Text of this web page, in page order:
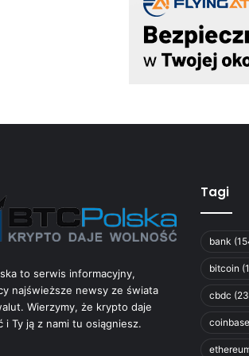
to serwis informacyjny,
najświeższe newsy ze świata
Wierzymy, że krypto daje
i Ty ją z nami tu osiągniesz.
Tagi
bank
bitcoin
cbdc
coinbase